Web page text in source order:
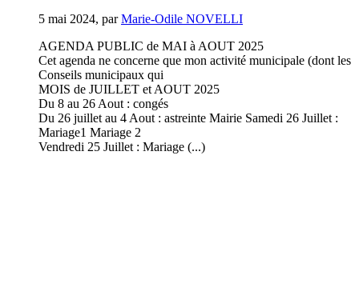
5 mai 2024, parMarie-Odile NOVELLI
AGENDA PUBLIC de MAI à AOUT 2025
Cet agenda ne concerne que mon activité municipale (dont les
Conseils municipaux qui
MOIS de JUILLET et AOUT 2025
Du 8 au 26 Aout : congés
Du 26 juillet au 4 Aout : astreinte Mairie Samedi 26 Juillet :
Mariage1 Mariage 2
Vendredi 25 Juillet : Mariage (...)